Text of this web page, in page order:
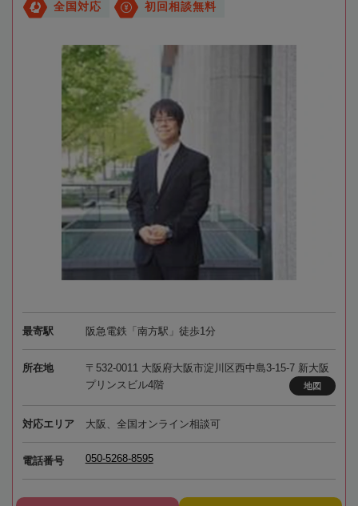
全国対応 初回相談無料
最寄駅 阪急電鉄「南方駅」徒歩1分
所在地
〒532-0011 大阪府大阪市淀川区西中島3-15-7 新大阪
プリンスビル4階
地図
対応エリア 大阪、全国オンライン相談可
電話番号 050-5268-8595